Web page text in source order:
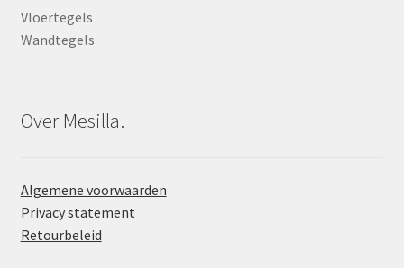
Vloertegels
Wandtegels
Over Mesilla.
Algemene voorwaarden
Privacy statement
Retourbeleid